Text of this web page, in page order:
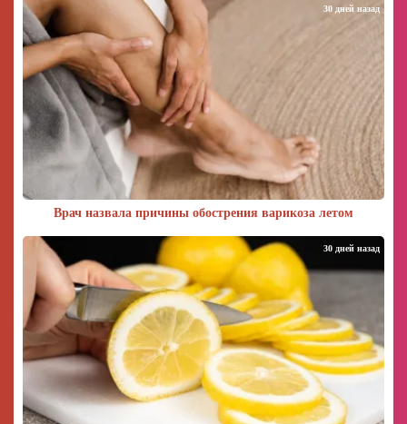
Врач назвала причины обострения варикоза летом
30 дней назад
30 дней назад